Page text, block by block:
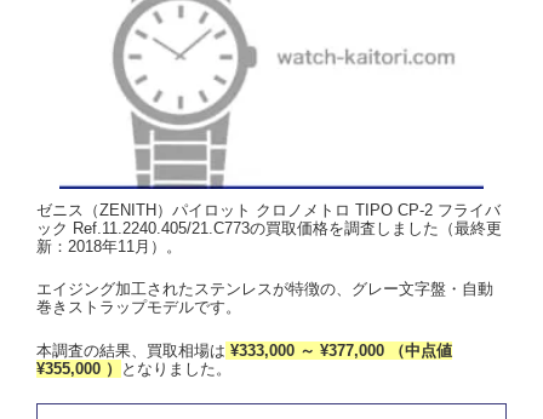
ゼニス（ZENITH）パイロット クロノメトロ TIPO CP-2 フライバ
ック Ref.11.2240.405/21.C773の買取価格を調査しました（最終更
新：2018年11月）。
エイジング加工されたステンレスが特徴の、グレー文字盤・自動
巻きストラップモデルです。
本調査の結果、買取相場は ¥333,000 ～ ¥377,000 （中点値
¥355,000 ）
となりました。